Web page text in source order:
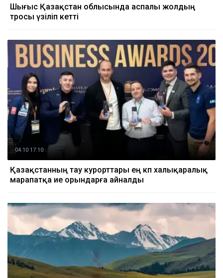
Шығыс Қазақстан облысында аспалы жолдың
тросы үзіліп кетті
04.10 17:10
Қазақстанның тау курорттары ең көп халықаралық
марапатқа ие орындарға айналды